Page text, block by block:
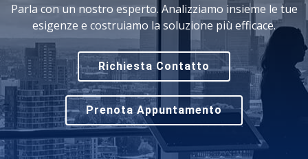
Parla con un nostro esperto. Analizziamo insieme le tue
esigenze e costruiamo la soluzione più efficace.
Richiesta Contatto
Prenota Appuntamento